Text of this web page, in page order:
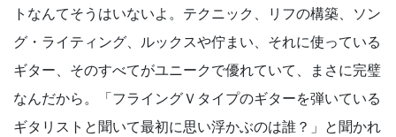
トなんてそうはいないよ。テクニック、リフの構築、ソン
グ・ライティング、ルックスや佇まい、それに使っている
ギター、そのすべてがユニークで優れていて、まさに完璧
なんだから。「フライングＶタイプのギターを弾いている
ギタリストと聞いて最初に思い浮かぶのは誰？」と聞かれ